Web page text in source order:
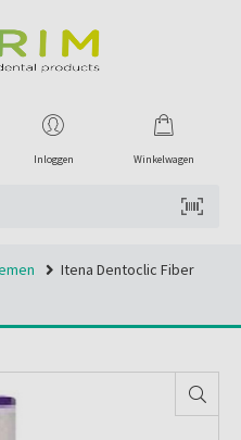
Winkelwagen
Inloggen
Itena Dentoclic Fiber